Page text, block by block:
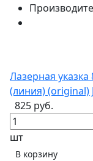
Лазерная указка
(линия) (original)
825 руб.
шт
В корзину